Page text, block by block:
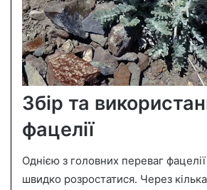
Збір та
фацелії
Однією з головних переваг фацелії
швидко розростатися. Через